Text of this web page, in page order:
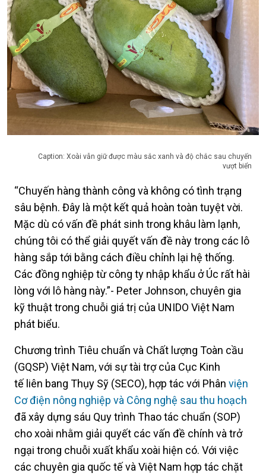
Caption: Xoài vẫn giữ được màu sắc xanh và độ chắc sau chuyến
vượt biển
“Chuyến hàng thành công và không có tình trạng
sâu bệnh. Đây là một kết quả hoàn toàn tuyệt vời.
Mặc dù có vấn đề phát sinh trong khâu làm lạnh,
chúng tôi có thể giải quyết vấn đề này trong các lô
hàng sắp tới bằng cách điều chỉnh lại hệ thống.
Các đồng nghiệp từ công ty nhập khẩu ở Úc rất hài
lòng với lô hàng này.”- Peter Johnson, chuyên gia
kỹ thuật trong chuỗi giá trị của UNIDO Việt Nam
phát biểu.
Chương trình Tiêu chuẩn và Chất lượng Toàn cầu
(GQSP) Việt Nam, với sự tài trợ của Cục Kinh
tế liên bang Thụy Sỹ (SECO), hợp tác với Phân viện
Cơ điện nông nghiệp và Công nghệ sau thu hoạch
đã xây dựng sáu Quy trình Thao tác chuẩn (SOP)
cho xoài nhằm giải quyết các vấn đề chính và trở
ngại trong chuỗi xuất khẩu xoài hiện có. Với việc
các chuyên gia quốc tế và Việt Nam hợp tác chặt